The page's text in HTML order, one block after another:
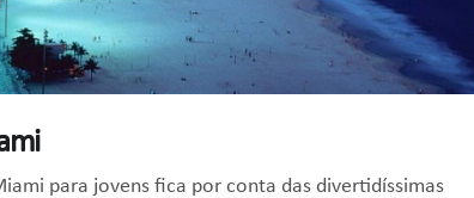
para jovens fica por conta das divertidíssimas